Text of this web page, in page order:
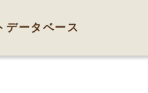
データベース